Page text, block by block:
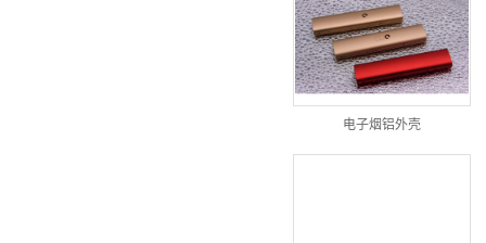
电子烟铝外壳